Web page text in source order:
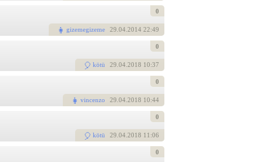
gizemegizeme 29 .04.2014 22:49
0
kötü 29 .04.2018 10:37
0
vincenzo 29 .04.2018 10:44
0
kötü 29 .04.2018 11:06
0
0